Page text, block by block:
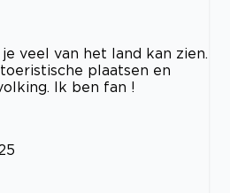
veel van het land kan zien.
plaatsen en
Ik ben fan !